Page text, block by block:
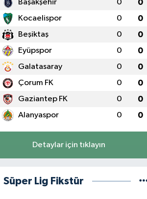
Başakşehir 0 0
Kocaelispor 0 0
Beşiktaş 0 0
Eyüpspor 0 0
Galatasaray 0 0
Çorum FK 0 0
Gaziantep FK 0 0
Alanyaspor 0 0
Detaylar için tıklayın
Süper Lig Fikstür